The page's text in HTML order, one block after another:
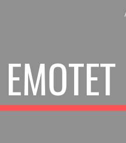
EMOTET